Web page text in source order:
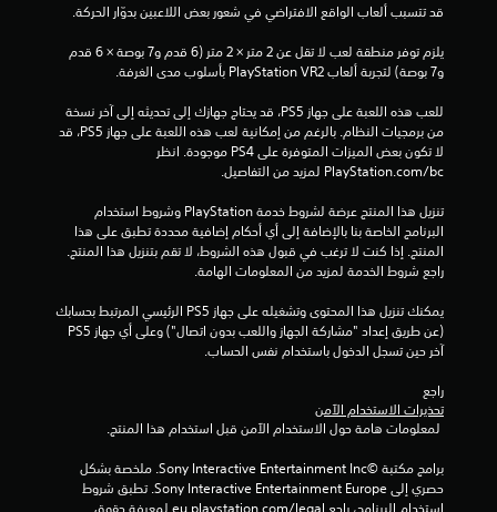
قد تتسبب ألعاب الواقع الافتراضي في شعور بعض اللاعبين بدوّار الحركة.
و7 بوصة) لتجربة ألعاب PlayStation VR2 بأسلوب مدى الغرفة.
‎PlayStation.com/bc لمزيد من التفاصيل.
راجع شروط الخدمة لمزيد من المعلومات الهامة.
آخر حين تسجل الدخول باستخدام نفس الحساب.
راجع
تحذيرات الاستخدام الآمن